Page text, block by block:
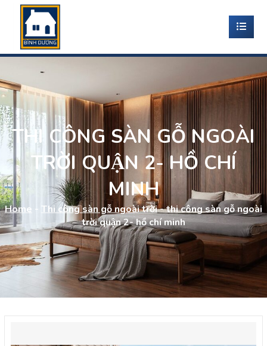
THI CÔNG SÀN GỖ NGOÀI
TRỜI QUẬN 2- HỒ CHÍ
MINH
Home - Thi công sàn gỗ ngoài trời-thi công sàn gỗ ngoài
trời quận 2- hồ chí minh